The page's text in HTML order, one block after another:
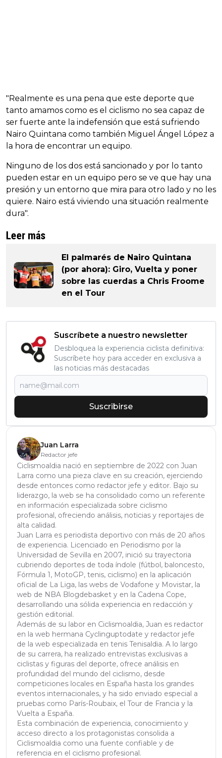
"Realmente es una pena que este deporte que
tanto amamos como es el ciclismo no sea capaz de
ser fuerte ante la indefensión que está sufriendo
Nairo Quintana como también Miguel Ángel López a
la hora de encontrar un equipo.
Ninguno de los dos está sancionado y por lo tanto
pueden estar en un equipo pero se ve que hay una
presión y un entorno que mira para otro lado y no les
quiere. Nairo está viviendo una situación realmente
dura".
Leer más
El palmarés de Nairo Quintana
(por ahora): Giro, Vuelta y poner
sobre las cuerdas a Chris Froome
en el Tour
Suscríbete a nuestro newsletter
Desbloquea la experiencia ciclista definitiva:
Suscríbete hoy para acceder en exclusiva a
las noticias más destacadas
Suscribirse
Juan Larra
Redactor jefe
Ciclismoaldia nació en septiembre de 2022 con Juan
Larra como una pieza clave en su creación, ejerciendo
desde entonces como redactor jefe y editor. Bajo su
liderazgo, la web se ha consolidado como un referente
en información especializada sobre ciclismo
profesional, ofreciendo análisis, noticias y reportajes de
alta calidad.
Juan Larra es periodista deportivo con más de 20 años
de experiencia. Licenciado en Periodismo por la
Universidad de Sevilla en 2007, inició su trayectoria
cubriendo deportes de toda índole (fútbol, baloncesto,
Fórmula 1, MotoGP, tenis, ciclismo) en la aplicación
oficial de La Liga, las webs de Vodafone y Movistar, la
web de NBA Blogdebasket y en la Cadena Cope,
desarrollando una sólida experiencia en redacción y
gestión editorial.
Además de su labor en Ciclismoaldia, Juan es redactor
en la web hermana Cyclinguptodate y redactor jefe
de la web especializada en tenis Tenisaldia. A lo largo
de su carrera, ha realizado entrevistas exclusivas a
ciclistas y figuras del deporte, ofrece análisis en
profundidad del mundo del ciclismo, desde
competiciones locales en España hasta los grandes
eventos internacionales, y ha sido enviado especial a
pruebas como París-Roubaix, el Tour de Francia y la
Vuelta a España.
Esta combinación de experiencia, conocimiento y
acceso directo a los protagonistas consolida a
Ciclismoaldia como una fuente confiable y de
referencia en el ciclismo profesional.